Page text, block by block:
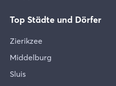
Top Städte und Dörfer
Zierikzee
Middelburg
Sluis